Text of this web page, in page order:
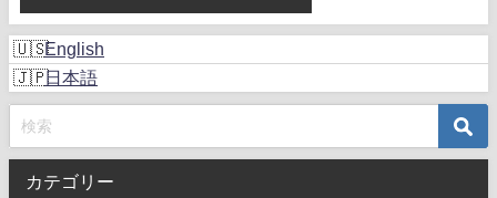
English
日本語
カテゴリー